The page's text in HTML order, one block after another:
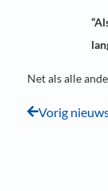
Net als alle
Vorig